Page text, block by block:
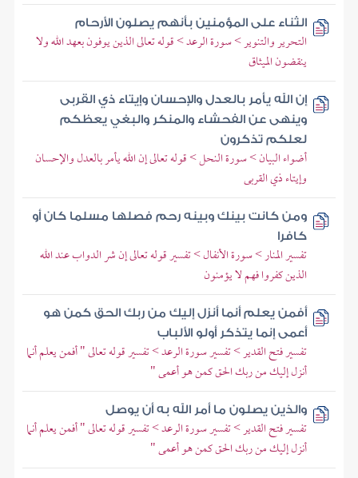
الثناء على المؤمنين بأنهم يصلون الأرحام
التحرير والتنوير > سورة الرعد > قوله تعالى الذين يوفون بعهد الله ولا
ينقضون الميثاق
إن الله يأمر بالعدل والإحسان وإيتاء ذي القربى
وينهى عن الفحشاء والمنكر والبغي يعظكم
لعلكم تذكرون
أضواء البيان > سورة النحل > قوله تعالى إن الله يأمر بالعدل والإحسان
وإيتاء ذي القربى
ومن كانت بينك وبينه رحم فصلها مسلما كان أو
كافرا
تفسير المنار > سورة الأنفال > تفسير قوله تعالى إن شر الدواب عند الله
الذين كفروا فهم لا يؤمنون
أفمن يعلم أنما أنزل إليك من ربك الحق كمن هو
أعمى إنما يتذكر أولو الألباب
تفسير فتح القدير > تفسير سورة الرعد > تفسير قوله تعالى " أفمن يعلم أنما
أنزل إليك من ربك الحق كمن هو أعمى "
والذين يصلون ما أمر الله به أن يوصل
تفسير فتح القدير > تفسير سورة الرعد > تفسير قوله تعالى " أفمن يعلم أنما
أنزل إليك من ربك الحق كمن هو أعمى "